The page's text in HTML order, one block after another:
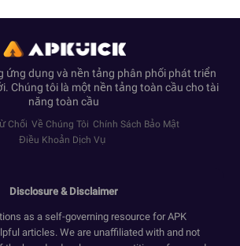
ứng dụng và nền tảng phân phối phát triển
Chúng tôi là một nền tảng toàn cầu cho tài
năng toàn cầu
Chối Về Chúng Tôi Chính Sách Bảo Mật
Điều Khoản Dịch Vụ
Disclosure & Disclaimer
as a self-governing resource for APK
articles. We are unaffiliated with and not